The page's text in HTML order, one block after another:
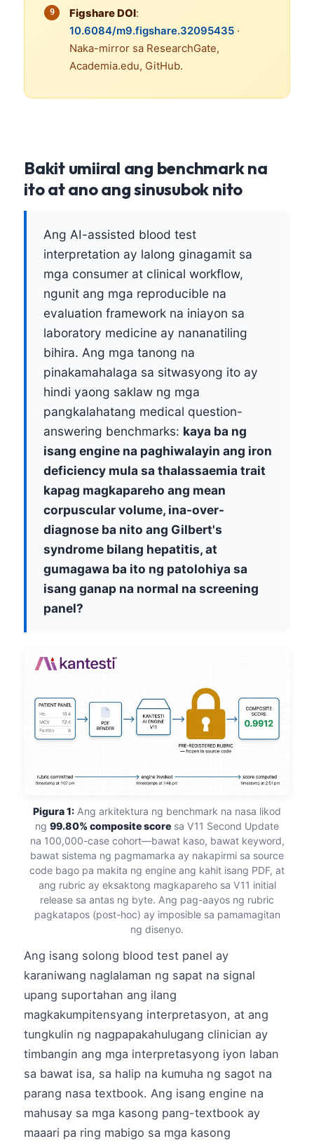
Figshare DOI:
10.6084/m9.figshare.32095435 ·
Naka-mirror sa ResearchGate,
Academia.edu, GitHub.
Bakit umiiral ang benchmark na
ito at ano ang sinusubok nito
Ang AI-assisted blood test
interpretation ay lalong ginagamit sa
mga consumer at clinical workflow,
ngunit ang mga reproducible na
evaluation framework na iniayon sa
laboratory medicine ay nananatiling
bihira. Ang mga tanong na
pinakamahalaga sa sitwasyong ito ay
hindi yaong saklaw ng mga
pangkalahatang medical question-
answering benchmarks: kaya ba ng
isang engine na paghiwalayin ang iron
deficiency mula sa thalassaemia trait
kapag magkapareho ang mean
corpuscular volume, ina-over-
diagnose ba nito ang Gilbert's
syndrome bilang hepatitis, at
gumagawa ba ito ng patolohiya sa
isang ganap na normal na screening
panel?
Pigura 1: Ang arkitektura ng benchmark na nasa likod
ng 99.80% composite score sa V11 Second Update
na 100,000-case cohort—bawat kaso, bawat keyword,
bawat sistema ng pagmamarka ay nakapirmi sa source
code bago pa makita ng engine ang kahit isang PDF, at
ang rubric ay eksaktong magkapareho sa V11 initial
release sa antas ng byte. Ang pag-aayos ng rubric
pagkatapos (post-hoc) ay imposible sa pamamagitan
ng disenyo.
Ang isang solong blood test panel ay
karaniwang naglalaman ng sapat na signal
upang suportahan ang ilang
magkakumpitensyang interpretasyon, at ang
tungkulin ng nagpapakahulugang clinician ay
timbangin ang mga interpretasyong iyon laban
sa bawat isa, sa halip na kumuha ng sagot na
parang nasa textbook. Ang isang engine na
mahusay sa mga kasong pang-textbook ay
maaari pa ring mabigo sa mga kasong